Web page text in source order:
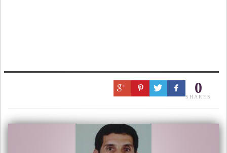
0
SHARES